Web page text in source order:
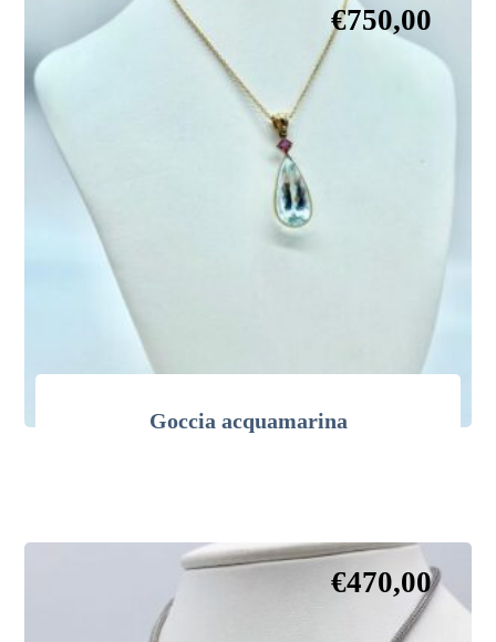
Goccia acquamarina
€750,00
€470,00